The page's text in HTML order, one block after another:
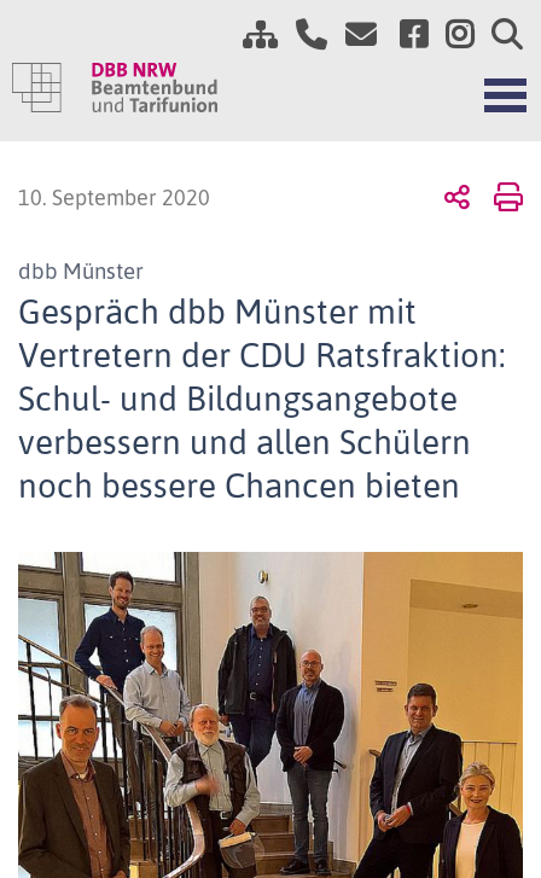
dbb Münster
Gespräch dbb Münster mit
Vertretern der CDU Ratsfraktion:
Schul- und Bildungsangebote
verbessern und allen Schülern
noch bessere Chancen bieten
10. September 2020